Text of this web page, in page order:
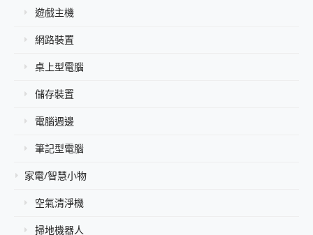
遊戲主機
網路裝置
桌上型電腦
儲存裝置
電腦週邊
筆記型電腦
家電/智慧小物
空氣清淨機
掃地機器人